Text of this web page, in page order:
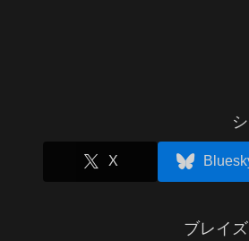
X
ブレイ